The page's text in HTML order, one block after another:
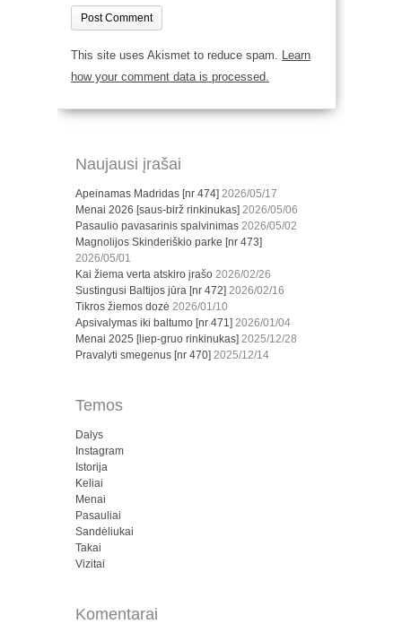
This site uses Akismet to reduce spam. Learn
how your comment data is processed.
Naujausi įrašai
Apeinamas Madridas [nr 474] 2026/05/17
Menai 2026 [saus-birž rinkinukas] 2026/05/06
Pasaulio pavasarinis spalvinimas 2026/05/02
Magnolijos Skinderiškio parke [nr 473]
2026/05/01
Kai žiema verta atskiro įrašo 2026/02/26
Sustingusi Baltijos jūra [nr 472] 2026/02/16
Tikros žiemos dozė 2026/01/10
Apsivalymas iki baltumo [nr 471] 2026/01/04
Menai 2025 [liep-gruo rinkinukas] 2025/12/28
Pravalyti smegenus [nr 470] 2025/12/14
Temos
Dalys
Instagram
Istorija
Keliai
Menai
Pasauliai
Sandėliukai
Takai
Vizitai
Komentarai